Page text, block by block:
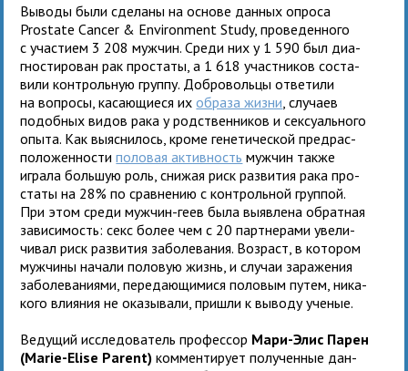
Выводы были сде­ланы на основе дан­ных опроса
Prostate Cancer & Environment Study, про­ве­ден­ного
с уча­стием 3 208 муж­чин. Среди них у 1 590 был диа­
гно­сти­ро­ван рак про­статы, а 1 618 участ­ни­ков соста­
вили кон­троль­ную группу. Добровольцы отве­тили
на вопросы, каса­ю­щиеся ихобраза жизни , слу­чаев
подоб­ных видов рака у род­ствен­ни­ков и сек­су­аль­ного
опыта. Как выяс­ни­лось, кроме гене­ти­че­ской пред­рас­
по­ло­жен­но­стиполо­вая актив­ность муж­чин также
играла боль­шую роль, сни­жая риск раз­ви­тия рака про­
статы на 28% по срав­не­нию с кон­троль­ной груп­пой.
При этом среди муж­чин-геев была выяв­лена обрат­ная
зави­си­мость: секс более чем с 20 парт­не­рами уве­ли­
чи­вал риск раз­ви­тия заболе­ва­ния. Возраст, в кото­ром
муж­чины начали половую жизнь, и слу­чаи зара­же­ния
заболе­ва­ни­ями, пере­да­ю­щи­мися поло­вым путем, ника­
кого вли­я­ния не ока­зы­вали, при­шли к выводу ученые.
Ведущий иссле­до­ва­тель про­фес­сор Мари-Элис Парен
(Marie-Elise Parent) ком­мен­ти­рует полу­чен­ные дан­